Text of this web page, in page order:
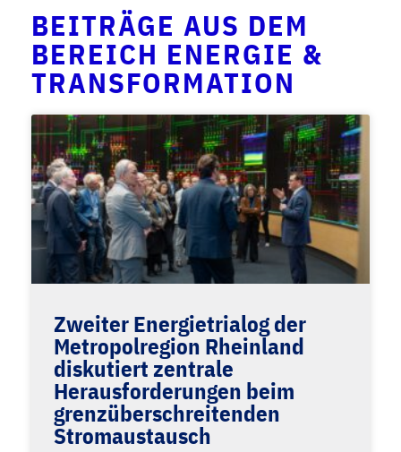
BEITRÄGE AUS DEM
BEREICH ENERGIE &
TRANSFORMATION
Zweiter Energietrialog der
Metropolregion Rheinland
diskutiert zentrale
Herausforderungen beim
grenzüberschreitenden
Stromaustausch